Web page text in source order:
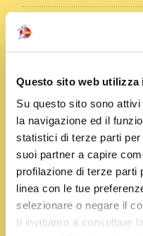
Questo sito web utilizza
Su questo sito sono
la navigazione ed il
statistici di terze parti
suoi partner a capire
profilazione di terze parti
linea con le tue
selezionare o negare il
ti invitiamo a consultare
1 rotolo di pasta
100 g di formaggio
1 cucchiaio di latte
1 bustina di
100 g di prosciutto
1 uovo